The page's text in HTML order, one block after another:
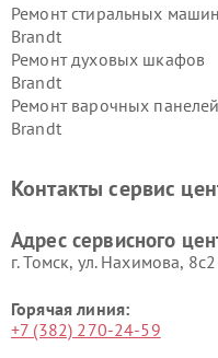
Ремонт стиральных машин
Brandt
Ремонт духовых шкафов
Brandt
Ремонт варочных панелей
Brandt
Контакты сервис
Адрес сервисного
г. Томск, ул. Нахимова, 8с2
Горячая линия:
+7 (382) 270-24-59